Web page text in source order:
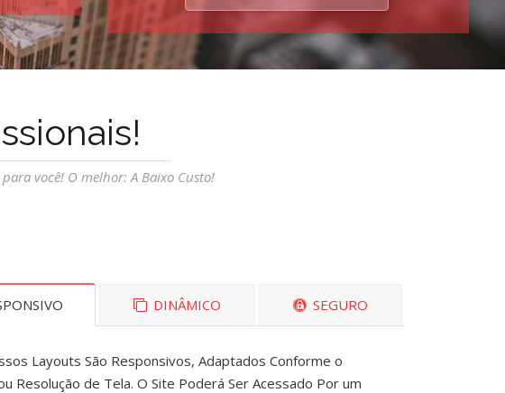
você! O melhor: A Baixo Custo!
DINÂMICO SEGURO
Layouts São Responsivos, Adaptados Conforme o
Resolução de Tela. O Site Poderá Ser Acessado Por um